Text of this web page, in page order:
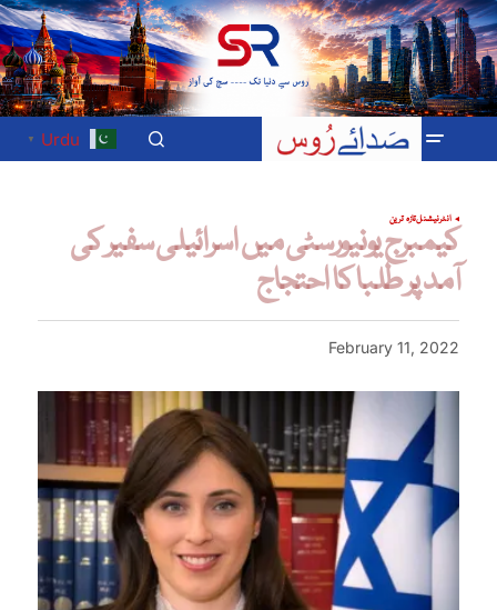
Urdu
▼
انٹرنیشنلتازہ ترین
کیمبرج یونیورسٹی میں اسرائیلی سفیر کی
آمد پر طلبا کا احتجاج
February 11, 2022